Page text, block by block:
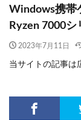
Windows携帯
Ryzen 7000
2023年7月11日
当サイトの記事は